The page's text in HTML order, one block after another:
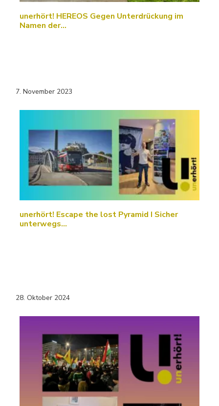
unerhört! HEREOS Gegen Unterdrückung im
Namen der…
7. November 2023
unerhört! Escape the lost Pyramid I Sicher
unterwegs…
28. Oktober 2024